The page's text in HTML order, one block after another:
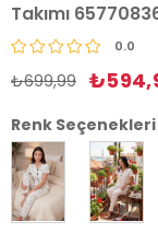
Takımı
0.0
₺699,99
Renk Seçenekleri